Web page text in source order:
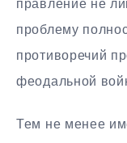
правление не
проблему
противоречий
феодальной
Тем не менее